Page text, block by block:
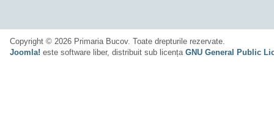
Copyright © 2026 Primaria Bucov. Toate drepturile rezervate.
Joomla! este software liber, distribuit sub licența GNU General Public